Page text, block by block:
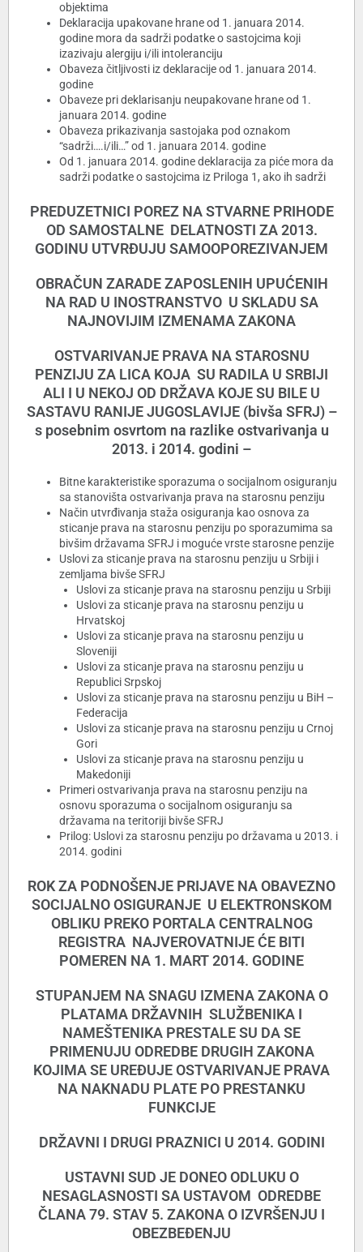
objektima
Deklaracija upakovane hrane od 1. januara 2014.
godine mora da sadrži podatke o sastojcima koji
izazivaju alergiju i/ili intoleranciju
Obaveza čitljivosti iz deklaracije od 1. januara 2014.
godine
Obaveze pri deklarisanju neupakovane hrane od 1.
januara 2014. godine
Obaveza prikazivanja sastojaka pod oznakom
“sadrži….i/ili…” od 1. januara 2014. godine
Od 1. januara 2014. godine deklaracija za piće mora da
sadrži podatke o sastojcima iz Priloga 1, ako ih sadrži
PREDUZETNICI POREZ NA STVARNE PRIHODE
OD SAMOSTALNE DELATNOSTI ZA 2013.
GODINU UTVRĐUJU SAMOOPOREZIVANJEM
OBRAČUN ZARADE ZAPOSLENIH UPUĆENIH
NA RAD U INOSTRANSTVO U SKLADU SA
NAJNOVIJIM IZMENAMA ZAKONA
OSTVARIVANJE PRAVA NA STAROSNU
PENZIJU ZA LICA KOJA SU RADILA U SRBIJI
ALI I U NEKOJ OD DRŽAVA KOJE SU BILE U
SASTAVU RANIJE JUGOSLAVIJE (bivša SFRJ) –
s posebnim osvrtom na razlike ostvarivanja u
2013. i 2014. godini –
Bitne karakteristike sporazuma o socijalnom osiguranju
sa stanovišta ostvarivanja prava na starosnu penziju
Način utvrđivanja staža osiguranja kao osnova za
sticanje prava na starosnu penziju po sporazumima sa
bivšim državama SFRJ i moguće vrste starosne penzije
Uslovi za sticanje prava na starosnu penziju u Srbiji i
zemljama bivše SFRJ
Uslovi za sticanje prava na starosnu penziju u Srbiji
Uslovi za sticanje prava na starosnu penziju u
Hrvatskoj
Uslovi za sticanje prava na starosnu penziju u
Sloveniji
Uslovi za sticanje prava na starosnu penziju u
Republici Srpskoj
Uslovi za sticanje prava na starosnu penziju u BiH –
Federacija
Uslovi za sticanje prava na starosnu penziju u Crnoj
Gori
Uslovi za sticanje prava na starosnu penziju u
Makedoniji
Primeri ostvarivanja prava na starosnu penziju na
osnovu sporazuma o socijalnom osiguranju sa
državama na teritoriji bivše SFRJ
Prilog: Uslovi za starosnu penziju po državama u 2013. i
2014. godini
ROK ZA PODNOŠENJE PRIJAVE NA OBAVEZNO
SOCIJALNO OSIGURANJE U ELEKTRONSKOM
OBLIKU PREKO PORTALA CENTRALNOG
REGISTRA NAJVEROVATNIJE ĆE BITI
POMEREN NA 1. MART 2014. GODINE
STUPANJEM NA SNAGU IZMENA ZAKONA O
PLATAMA DRŽAVNIH SLUŽBENIKA I
NAMEŠTENIKA PRESTALE SU DA SE
PRIMENUJU ODREDBE DRUGIH ZAKONA
KOJIMA SE UREĐUJE OSTVARIVANJE PRAVA
NA NAKNADU PLATE PO PRESTANKU
FUNKCIJE
DRŽAVNI I DRUGI PRAZNICI U 2014. GODINI
USTAVNI SUD JE DONEO ODLUKU O
NESAGLASNOSTI SA USTAVOM ODREDBE
ČLANA 79. STAV 5. ZAKONA O IZVRŠENJU I
OBEZBEĐENJU